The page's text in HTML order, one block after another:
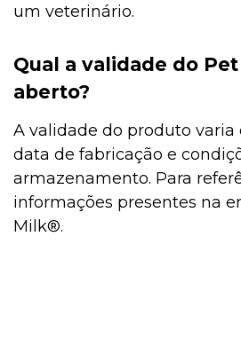
um veterinário.
Qual a validade do
aberto?
A validade do produto varia
data de fabricação e
armazenamento. Para
informações presentes na
Milk®.